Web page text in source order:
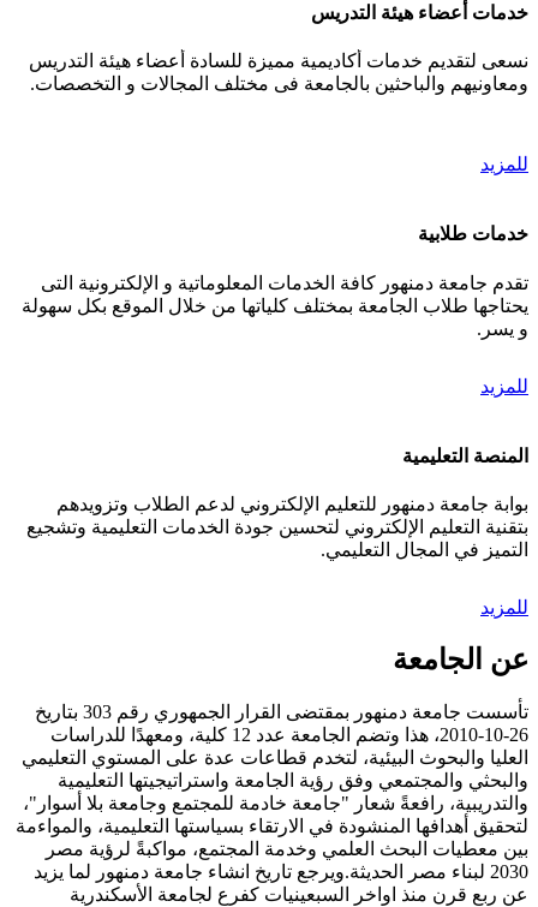
خدمات أعضاء هيئة التدريس
نسعى لتقديم خدمات أكاديمية مميزة للسادة أعضاء هيئة التدريس
ومعاونيهم والباحثين بالجامعة فى مختلف المجالات و التخصصات.
للمزيد
خدمات طلابية
تقدم جامعة دمنهور كافة الخدمات المعلوماتية و الإلكترونية التى
يحتاجها طلاب الجامعة بمختلف كلياتها من خلال الموقع بكل سهولة
و يسر.
للمزيد
المنصة التعليمية
بوابة جامعة دمنهور للتعليم الإلكتروني لدعم الطلاب وتزويدهم
بتقنية التعليم الإلكتروني لتحسين جودة الخدمات التعليمية وتشجيع
التميز في المجال التعليمي.
للمزيد
عن الجامعة
تأسست جامعة دمنهور بمقتضى القرار الجمهوري رقم 303 بتاريخ
26-10-2010، هذا وتضم الجامعة عدد 12 كلية، ومعهدًا للدراسات
العليا والبحوث البيئية، لتخدم قطاعات عدة على المستوي التعليمي
والبحثي والمجتمعي وفق رؤية الجامعة واستراتيجيتها التعليمية
والتدريبية، رافعةً شعار "جامعة خادمة للمجتمع وجامعة بلا أسوار"،
لتحقيق أهدافها المنشودة في الارتقاء بسياستها التعليمية، والمواءمة
بين معطيات البحث العلمي وخدمة المجتمع، مواكبةً لرؤية مصر
2030 لبناء مصر الحديثة.ويرجع تاريخ انشاء جامعة دمنهور لما يزيد
عن ربع قرن منذ اواخر السبعينيات كفرع لجامعة الأسكندرية